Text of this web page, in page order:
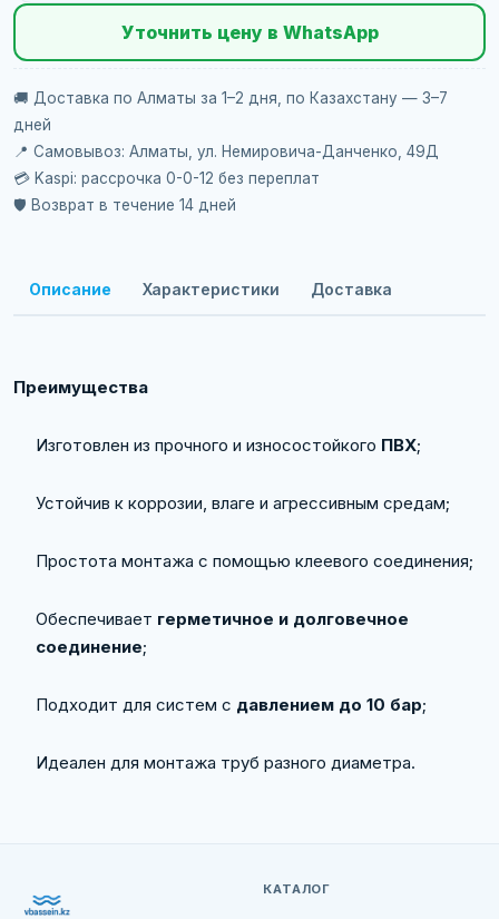
Уточнить цену в WhatsApp
🚚 Доставка по Алматы за 1–2 дня, по Казахстану — 3–7
дней
📍 Самовывоз: Алматы, ул. Немировича-Данченко, 49Д
💳 Kaspi: рассрочка 0-0-12 без переплат
🛡️ Возврат в течение 14 дней
Описание Характеристики Доставка
Преимущества
Изготовлен из прочного и износостойкого ПВХ;
Устойчив к коррозии, влаге и агрессивным средам;
Простота монтажа с помощью клеевого соединения;
Обеспечивает герметичное и долговечное
соединение;
Подходит для систем с давлением до 10 бар;
Идеален для монтажа труб разного диаметра.
КАТАЛОГ